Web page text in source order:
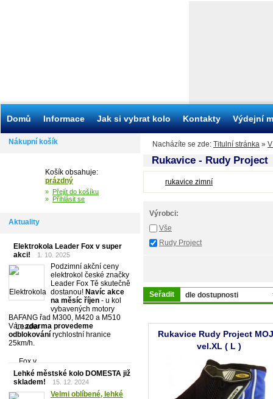
Nacházíte se zde: Titulní stránka »
Rukavice - Rudy Project
rukavice zimní
Výrobci:
Vše
Rudy Project
Seřadit
Rukavice Rudy Project
vel.XL ( L )
Nákupní košík
Košík obsahuje:
prázdný
» Přejít do košíku
» Přihlásit se
Aktuality
Elektrokola Leader Fox v super
akci!
1. 10. 2025
Podzimní akční ceny
elektrokol české značky
Leader Fox Tě skutečně
dostanou! Navíc akce
na měsíc říjen - u kol
vybavených motory
BAFANG řad M300, M420 a M510
Vámzdarma provedeme
odblokování rychlostní hranice
25km/h.
Lehké městské kolo DOMESTA již
skladem!
15. 12. 2024
Velmi oblíbené, lehké
Domů Informace Jak si vybrat kolo Kontakty Výdejní